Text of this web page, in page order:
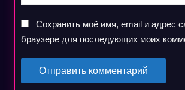
Сохранить моё имя, email и адрес
браузере для последующих моих